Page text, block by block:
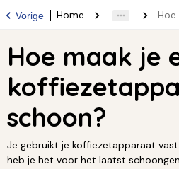
Vorige Home
Hoe maak je
schoon?
Je gebruikt je koffiezetapparaat
heb je het voor het laatst